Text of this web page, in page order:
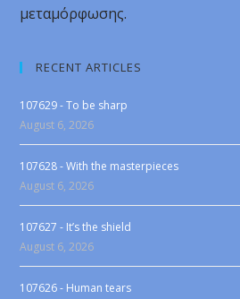
μεταμόρφωσης.
RECENT ARTICLES
107629 - To be sharp
August 6, 2026
107628 - With the masterpieces
August 6, 2026
107627 - It’s the shield
August 6, 2026
107626 - Human tears